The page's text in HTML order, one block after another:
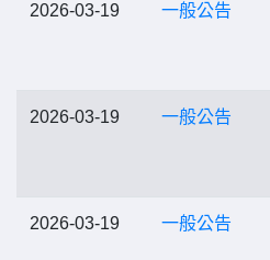
2026-03-19 一般公告
2026-03-19 一般公告
2026-03-19 一般公告